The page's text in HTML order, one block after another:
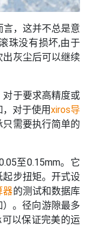
言，这并不总是意
珠没有损坏,由于
灰尘后可以继续
于要求高精度或
对于使用xiros导
需要执行简单的
至0.15mm。它
步扭矩。开式设
器的测试和数据库
。径向游隙最多
以保证完美的运